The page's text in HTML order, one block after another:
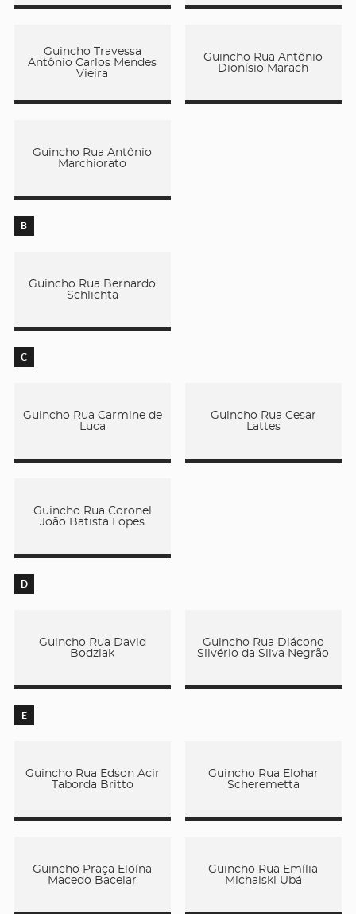
Guincho Travessa
Antônio Carlos Mendes
Vieira
Guincho Rua Antônio
Dionísio Marach
Guincho Rua Antônio
Marchiorato
B
Guincho Rua Bernardo
Schlichta
C
Guincho Rua Carmine de
Luca
Guincho Rua Cesar
Lattes
Guincho Rua Coronel
João Batista Lopes
D
Guincho Rua David
Bodziak
Guincho Rua Diácono
Silvério da Silva Negrão
E
Guincho Rua Edson Acir
Taborda Britto
Guincho Rua Elohar
Scheremetta
Guincho Praça Eloína
Macedo Bacelar
Guincho Rua Emília
Michalski Ubá